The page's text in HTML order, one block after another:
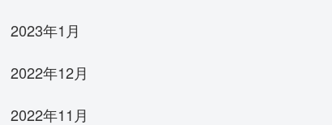
2023年1月
2022年12月
2022年11月